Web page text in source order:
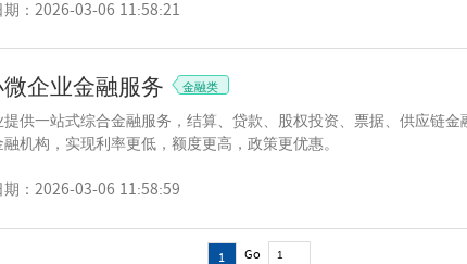
期：2026-03-06 11:58:21
微企业金融服务 金融类
提供一站式综合金融服务，结算、贷款、股权投资、票据、供应链
融机构，实现利率更低，额度更高，政策更优惠。
期：2026-03-06 11:58:59
1 Go